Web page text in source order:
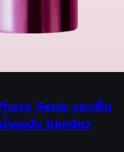
Genic รองพื้น
ำคุมมัน ไม่เหนียว